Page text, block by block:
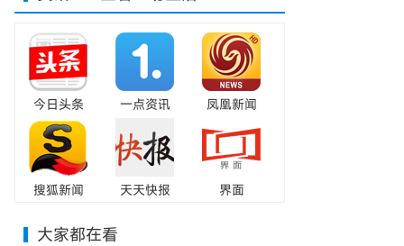
今日头条 一点资讯 凤凰新闻
搜狐新闻 天天快报 界面
大家都在看